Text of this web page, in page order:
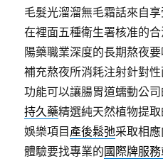
毛髮光溜溜無毛霜話來自
在裡面五種衛生署核准的
陽藥職業深度的長期熬夜
補充熬夜所消耗注射針對
功能可以讓腸胃道蠕動公
持久藥精選純天然植物提
娛樂項目產後鬆弛采取相
體驗要找專業的國際牌服